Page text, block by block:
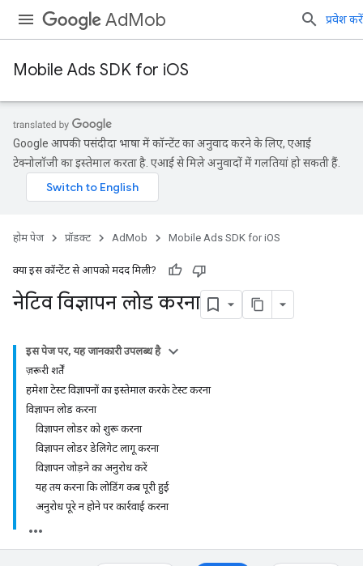
AdMob प्रवेश करें
Mobile Ads SDK for iOS
Google आपकी पसंदीदा भाषा में कॉन्टेंट का अनुवाद करने के लिए, एआई
टेक्नोलॉजी का इस्तेमाल करता है. एआई से मिले अनुवादों में गलतियां हो सकती हैं.
होम पेज प्रॉडक्ट AdMob Mobile Ads SDK for iOS
क्या इस कॉन्टेंट से आपको मदद मिली?
नेटिव विज्ञापन लोड करना
इस पेज पर, यह जानकारी उपलब्ध है
ज़रूरी शर्तें
हमेशा टेस्ट विज्ञापनों का इस्तेमाल करके टेस्ट करना
विज्ञापन लोड करना
विज्ञापन लोडर को शुरू करना
विज्ञापन लोडर डेलिगेट लागू करना
विज्ञापन जोड़ने का अनुरोध करें
यह तय करना कि लोडिंग कब पूरी हुई
अनुरोध पूरे न होने पर कार्रवाई करना